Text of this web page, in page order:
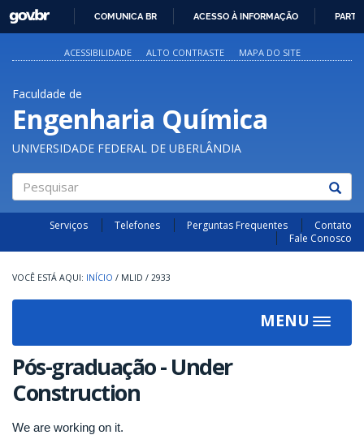
PARA
O
GOVBR
COMUNICA BR ACESSO À INFORMAÇÃO
ACESSIBILIDADE ALTO CONTRASTE MAPA DO SITE
Faculdade de
Engenharia Química
UNIVERSIDADE FEDERAL DE UBERLÂNDIA
Pesquisar
Serviços Telefones Perguntas Frequentes
Contato
Fale Conosco
INÍCIO / MLID / 2933
MENU
Toggle
Pós-graduação - Under
Construction
We are working on it.